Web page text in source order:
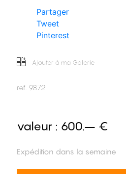
Partager
Tweet
Pinterest
Ajouter à ma Galerie
ref. 9872
valeur : 600.– €
Expédition dans la semaine